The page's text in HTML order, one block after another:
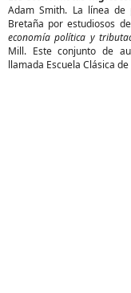
Adam Smith. La línea
Bretaña por estudiosos
economía política y
Mill. Este conjunto de
llamada Escuela Clásica